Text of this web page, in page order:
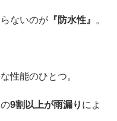
ないのが『防水性』 。
性能のひとつ。
9割以上が雨漏り によ